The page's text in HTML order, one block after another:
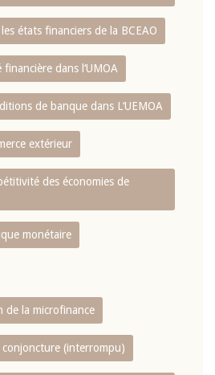
états financiers de la BCEAO
dans l‘UMOA
de banque dans L‘UEMOA
extérieur
des économies de
monétaire
de la microfinance
(interrompu)